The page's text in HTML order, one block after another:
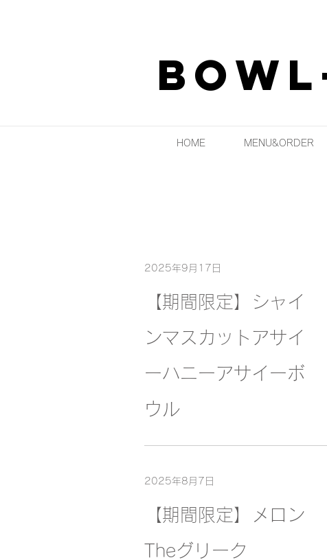
HOME MENU&ORDER
2025年9月17日
【期間限定】シャイ
ンマスカットアサイ
ーハニーアサイーボ
ウル
2025年8月7日
【期間限定】メロン
Theグリーク